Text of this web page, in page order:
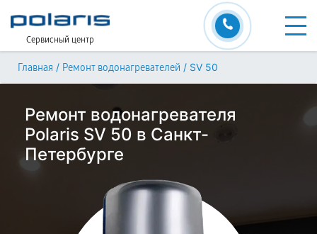
Сервисный центр
Главная / Ремонт водонагревателей / SV 50
Ремонт водонагревателя
Polaris SV 50 в Санкт-
Петербурге